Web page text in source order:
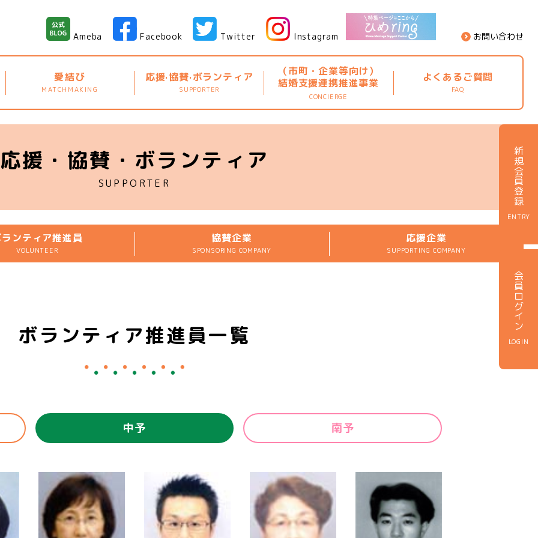
愛結び
MATCHMAKING
応援·協賛·ボランティア
SUPPORTER
（市町・企業等向け）
結婚支援連携推進事業
CONCIERGE
よくあるご質問
FAQ
お問い合わせ
Ameba Facebook Twitter Instagram
新規会員登録
ENTRY
会員ログイン
LOGIN
応援・協賛・ボランティア
SUPPORTER
ンティア推進員
VOLUNTEER
協賛企業
SPONSORING COMPANY
応援企業
SUPPORTING COMPANY
ボランティア推進員一覧
中予 南予